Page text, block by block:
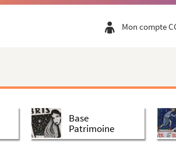
Mon compte
Base
Patrimoine